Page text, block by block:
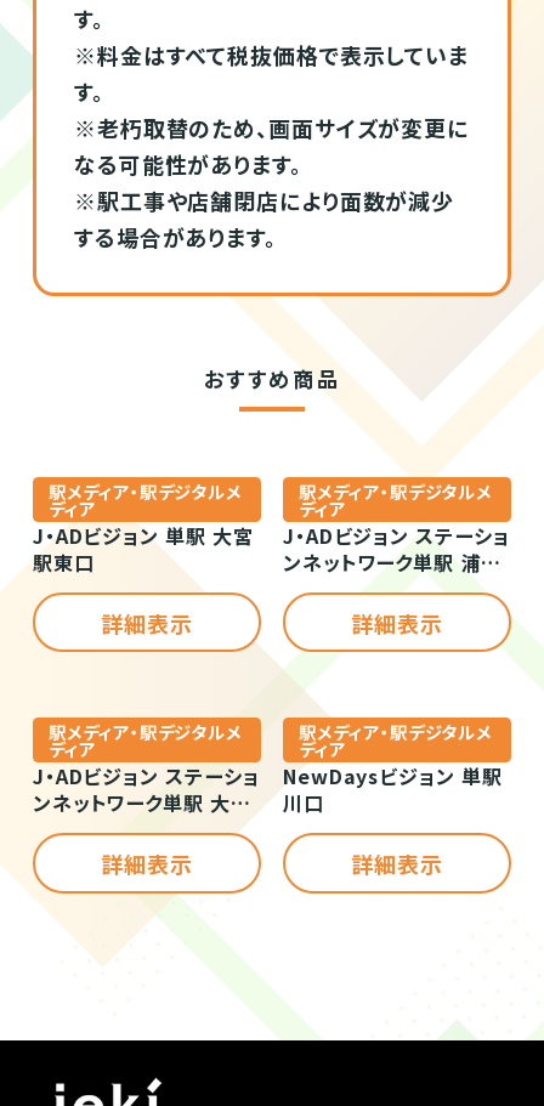
す。
※料金はすべて税抜価格で表示していま
す。
※老朽取替のため、画面サイズが変更に
なる可能性があります。
※駅工事や店舗閉店により面数が減少
する場合があります。
おすすめ商品
駅メディア・駅デジタルメ
ディア
J・ADビジョン 単駅 大宮
駅東口
詳細表示
駅メディア・駅デジタルメ
ディア
J・ADビジョン ステーショ
ンネットワーク単駅 浦和
駅改札口
詳細表示
駅メディア・駅デジタルメ
ディア
J・ADビジョン ステーショ
ンネットワーク単駅 大宮
駅中央改札
詳細表示
駅メディア・駅デジタルメ
ディア
NewDaysビジョン 単駅
川口
詳細表示